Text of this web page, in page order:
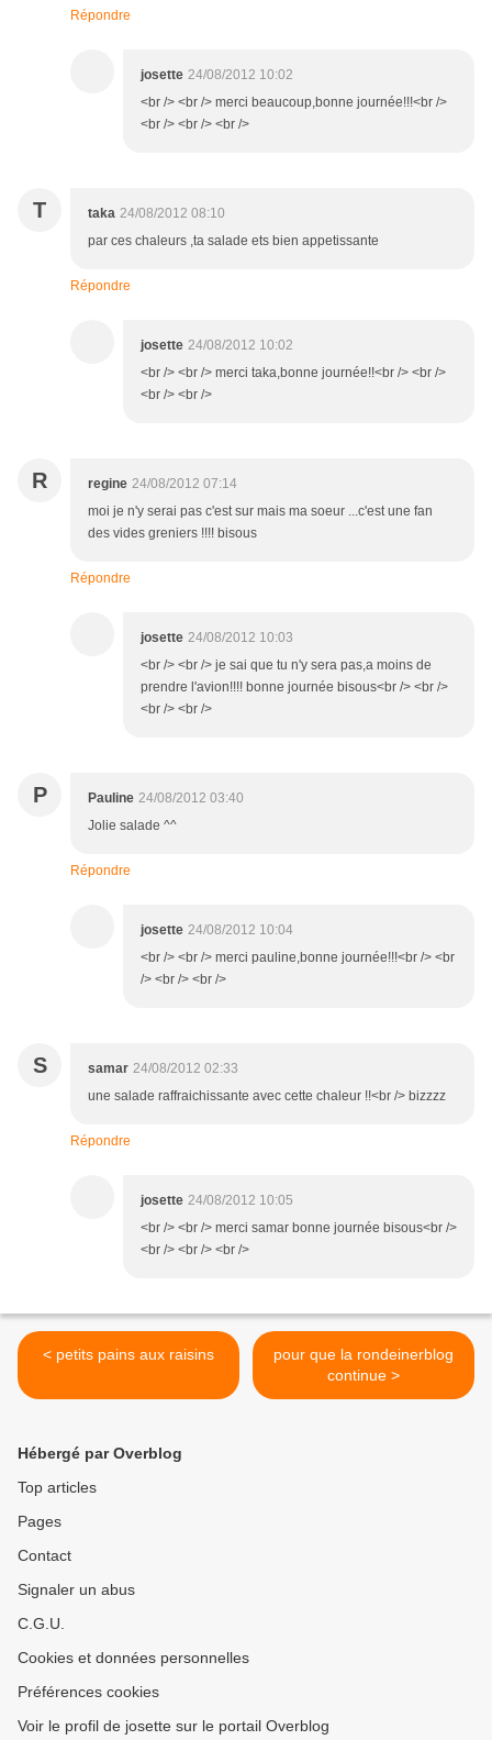
Répondre
josette 24/08/2012 10:02
<br /> <br /> merci beaucoup,bonne journée!!!<br />
<br /> <br /> <br />
T taka 24/08/2012 08:10
par ces chaleurs ,ta salade ets bien appetissante
Répondre
josette 24/08/2012 10:02
<br /> <br /> merci taka,bonne journée!!<br /> <br />
<br /> <br />
R regine 24/08/2012 07:14
moi je n'y serai pas c'est sur mais ma soeur ...c'est une fan
des vides greniers !!!! bisous
Répondre
josette 24/08/2012 10:03
<br /> <br /> je sai que tu n'y sera pas,a moins de
prendre l'avion!!!! bonne journée bisous<br /> <br />
<br /> <br />
P Pauline 24/08/2012 03:40
Jolie salade ^^
Répondre
josette 24/08/2012 10:04
<br /> <br /> merci pauline,bonne journée!!!<br /> <br
/> <br /> <br />
S samar 24/08/2012 02:33
une salade raffraichissante avec cette chaleur !!<br /> bizzzz
Répondre
josette 24/08/2012 10:05
<br /> <br /> merci samar bonne journée bisous<br />
<br /> <br /> <br />
< petits pains aux raisins
pour que la rondeinerblog
continue >
Hébergé par Overblog
Top articles
Pages
Contact
Signaler un abus
C.G.U.
Cookies et données personnelles
Préférences cookies
Voir le profil de josette sur le portail Overblog